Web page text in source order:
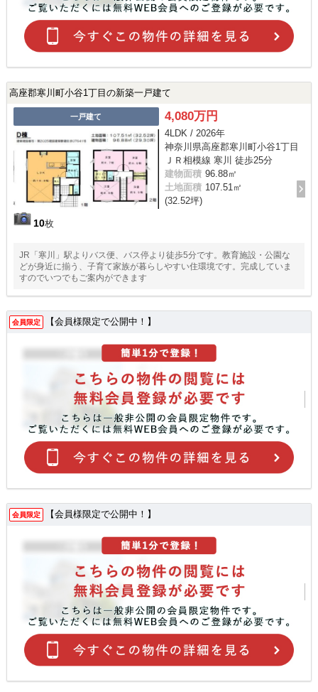
高座郡寒川町小谷1丁目の新築一戸建て
一戸建て
10枚
4,080万円
4LDK / 2026年
神奈川県高座郡寒川町小谷1丁目
ＪＲ相模線 寒川 徒歩25分
建物面積 96.88㎡
土地面積 107.51㎡
(32.52坪)
JR「寒川」駅よりバス便、バス停より徒歩5分です。教育施設・公園な
どが身近に揃う、子育て家族が暮らしやすい住環境です。完成していま
すのでいつでもご案内ができます
会員限定 【会員様限定で公開中！】
会員限定 【会員様限定で公開中！】